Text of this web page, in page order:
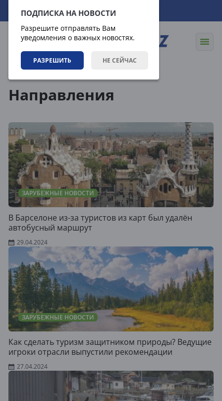
ПОДПИСКА НА НОВОСТИ
Разрешите отправлять Вам
уведомления о важных новостях.
РАЗРЕШИТЬ НЕ СЕЙЧАС
10.08.2026 09:34:36
Направления
ЗАРУБЕЖНЫЕ НОВОСТИ
В Барселоне из-за туристов из карт был удалён
автобусный маршрут
29.04.2024
ЗАРУБЕЖНЫЕ НОВОСТИ
Как сделать туризм защитником природы? Ведущие
игроки отрасли выпустили рекомендации
27.04.2024